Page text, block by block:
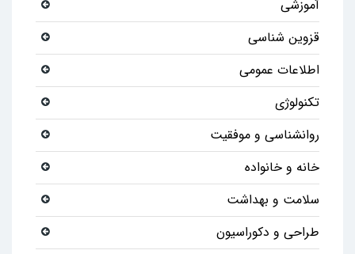
آموزشی
قزوین شناسی
اطلاعات عمومی
تکنولوژی
روانشناسی و موفقیت
خانه و خانواده
سلامت و بهداشت
طراحی و دکوراسیون